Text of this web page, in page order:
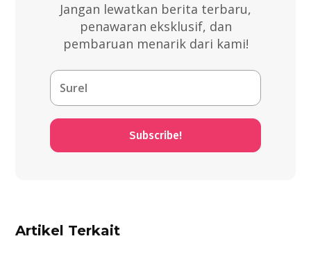
Jangan lewatkan berita terbaru,
penawaran eksklusif, dan
pembaruan menarik dari kami!
Subscribe!
Artikel Terkait